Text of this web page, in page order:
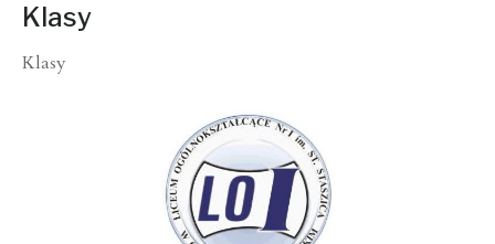
Klasy
Klasy